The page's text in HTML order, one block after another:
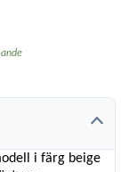
i färg beige